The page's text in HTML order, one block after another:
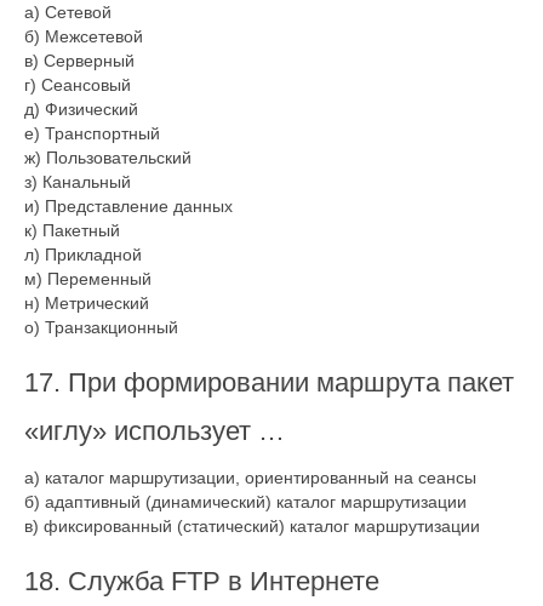
а) Сетевой
б) Межсетевой
в) Серверный
г) Сеансовый
д) Физический
е) Транспортный
ж) Пользовательский
з) Канальный
и) Представление данных
к) Пакетный
л) Прикладной
м) Переменный
н) Метрический
о) Транзакционный
17. При формировании маршрута пакет
«иглу» использует …
а) каталог маршрутизации, ориентированный на сеансы
б) адаптивный (динамический) каталог маршрутизации
в) фиксированный (статический) каталог маршрутизации
18. Служба FTP в Интернете